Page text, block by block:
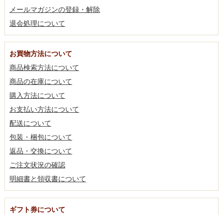
メールマガジンの登録・解除
退会処理について
お買物方法について
商品検索方法について
商品の在庫について
購入方法について
お支払い方法について
配送について
包装・梱包について
返品・交換について
ご注文状況の確認
明細書と領収書について
ギフト券について